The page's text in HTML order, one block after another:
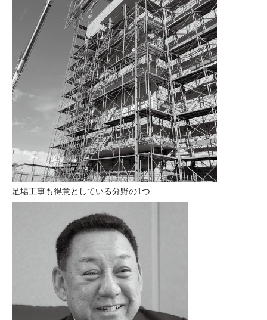
足場工事も得意としている分野の1つ